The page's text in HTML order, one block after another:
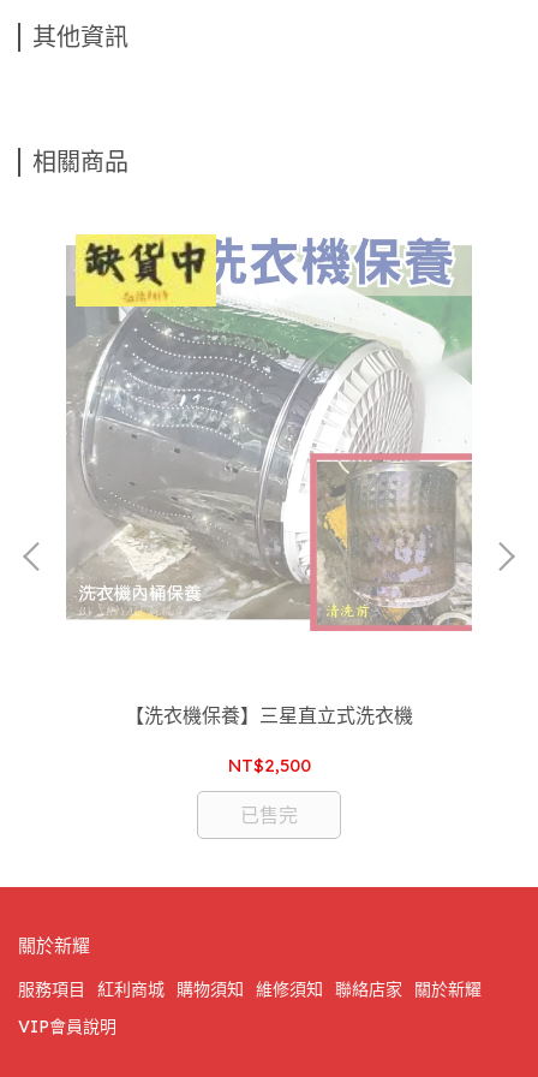
其他資訊
相關商品
【洗衣機保養】三星直立式洗衣機
NT$2,500
已售完
關於新耀
服務項目 紅利商城 購物須知 維修須知 聯絡店家
關於新耀
VIP會員說明